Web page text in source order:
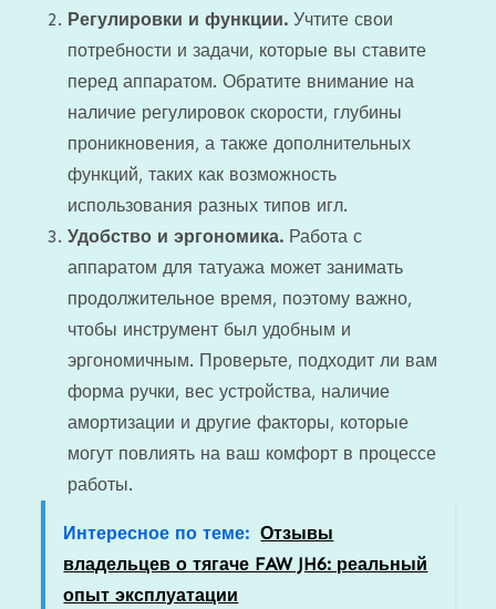
Регулировки и функции. Учтите свои
потребности и задачи, которые вы ставите
перед аппаратом. Обратите внимание на
наличие регулировок скорости, глубины
проникновения, а также дополнительных
функций, таких как возможность
использования разных типов игл.
Удобство и эргономика. Работа с
аппаратом для татуажа может занимать
продолжительное время, поэтому важно,
чтобы инструмент был удобным и
эргономичным. Проверьте, подходит ли вам
форма ручки, вес устройства, наличие
амортизации и другие факторы, которые
могут повлиять на ваш комфорт в процессе
работы.
Интересное по теме: Отзывы
владельцев о тягаче FAW JH6: реальный
опыт эксплуатации